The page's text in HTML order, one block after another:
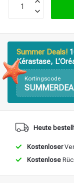
Stylingprodukte
Summer Deals!
Kérastase,
Kortingscode
Heute
Kostenloser
Kostenlose